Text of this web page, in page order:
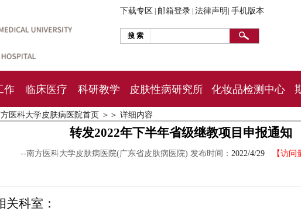
下载专区 邮箱登录 法律声明| 手机版本
搜 索
作 临床医疗 科研教学 皮肤性病研究所 化妆品检测中心
医科大学皮肤病医院首页 ＞＞ 详细内容
转发2022年下半年省级继教项目申报通知
--南方医科大学皮肤病医院(广东省皮肤病医院) 发布时间：2022/4/29 【访问
关科室：